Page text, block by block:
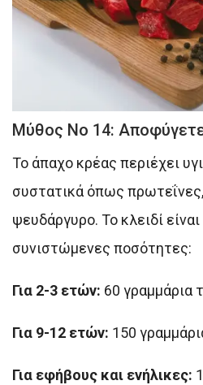
Μύθος Νο 14:
To άπαχο κρέας περιέχει
συστατικά όπως
ψευδάργυρο. Το κλειδί
συνιστώμενες ποσότητες:
Για 2-3 ετών: 60 γραμμάρια
Για 9-12 ετών: 150
Για εφήβους και ενήλικες: